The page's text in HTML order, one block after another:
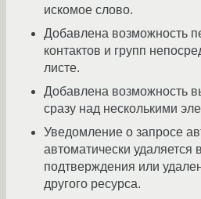
искомое слово.
Добавлена возможность
контактов и групп
листе.
Добавлена возможность
сразу над несколькими
Уведомление о запросе
автоматически удаляется
подтверждения или
другого ресурса.